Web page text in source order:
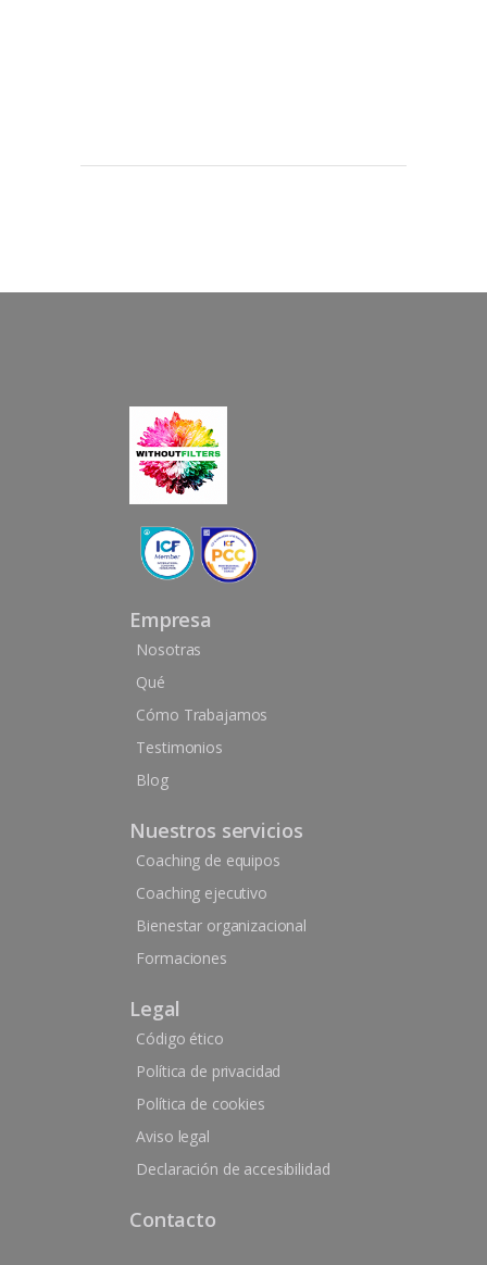
Empresa
Nosotras
Qué
Cómo Trabajamos
Testimonios
Blog
Nuestros servicios
Coaching de equipos
Coaching ejecutivo
Bienestar organizacional
Formaciones
Legal
Código ético
Política de privacidad
Política de cookies
Aviso legal
Declaración de accesibilidad
Contacto